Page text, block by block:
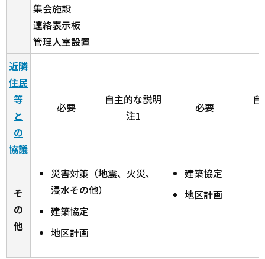
集会施設
連絡表示板
管理人室設置
近隣
住民
等
と
の
協議
必要
自主的な説明
注1
必要
そ
の
他
災害対策（地震、火災、
浸水その他）
建築協定
地区計画
建築協定
地区計画